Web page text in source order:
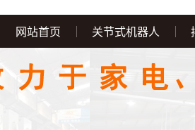
网站首页 关节式机器人